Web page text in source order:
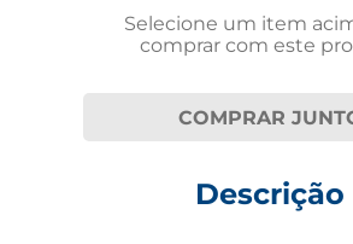
Selecione um item
comprar com este
COMPRAR
Descrição